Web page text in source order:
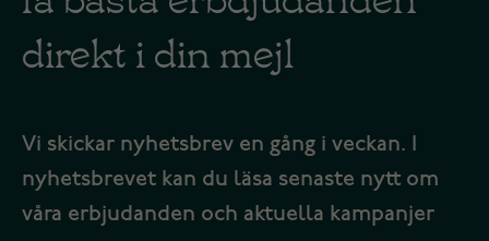
direkt i din mejl
Vi skickar nyhetsbrev en gång i veckan. I
nyhetsbrevet kan du läsa senaste nytt om
våra erbjudanden och aktuella kampanjer